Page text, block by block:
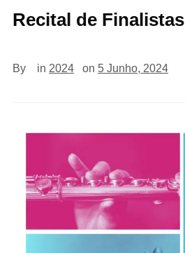
Recital de Finalistas
By in 2024 on 5 Junho, 2024